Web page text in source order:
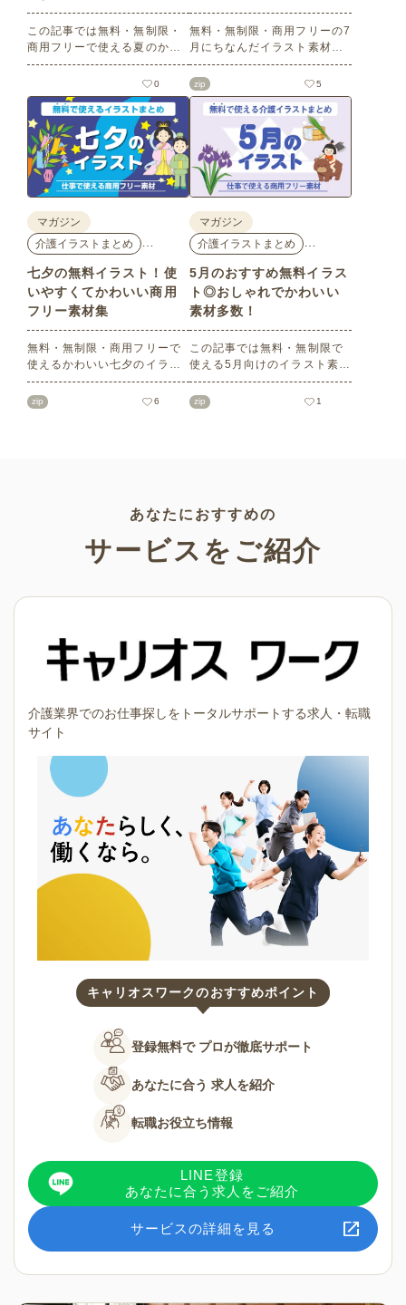
この記事では無料・無制限・
商用フリーで使える夏のかわ
いいイラスト素材を多数ご紹
介いたします。夏の花である
ひまわりや朝顔、夏祭り、花
火、七夕など夏ならではのか
わいいイラストをご用意！ポ
スターやパンフレットなどで
使いやすいテイストなので、
ぜひご活用ください。
0
無料・無制限・商用フリーの7
月にちなんだイラスト素材を
多数ご紹介します。どれも印
刷に適した解像度で、点数制
限なしで自由に使える素材ば
かり♪どなたでもご利用いただ
けます！ぜひご活用くださ
い。
zip 5
マガジン
介護イラストまとめ
…
七夕の無料イラスト！使
いやすくてかわいい商用
フリー素材集
無料・無制限・商用フリーで
使えるかわいい七夕のイラス
ト素材をご紹介します。短冊
の印刷用テンプレート、飾り
zip 6
マガジン
介護イラストまとめ
…
5月のおすすめ無料イラス
ト◎おしゃれでかわいい
素材多数！
この記事では無料・無制限で
使える5月向けのイラスト素材
を多数ご紹介します。商用フ
リーの可愛くておしゃれなイ
なシーンでご活用ください！
zip 1
あなたにおすすめの
サービスをご紹介
介護業界でのお仕事探しをトータルサポートする求人・転職
サイト
キャリオスワークのおすすめポイント
登録無料で プロが徹底サポート
あなたに合う 求人を紹介
転職お役立ち情報
LINE登録
あなたに合う求人をご紹介
サービスの詳細を見る